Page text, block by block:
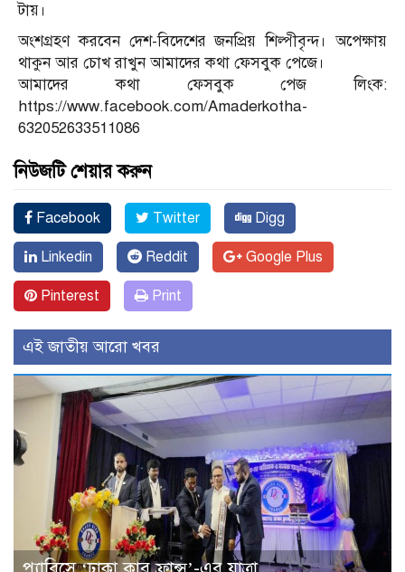
টায়।
অংশগ্রহণ করবেন দেশ-বিদেশের জনপ্রিয় শিল্পীবৃন্দ। অপেক্ষায়
থাকুন আর চোখ রাখুন আমাদের কথা ফেসবুক পেজে।
আমাদের কথা ফেসবুক পেজ লিংক:
https://www.facebook.com/Amaderkotha-
632052633511086
নিউজটি শেয়ার করুন
Facebook Twitter Digg
Linkedin Reddit Google Plus
Pinterest Print
এই জাতীয় আরো খবর